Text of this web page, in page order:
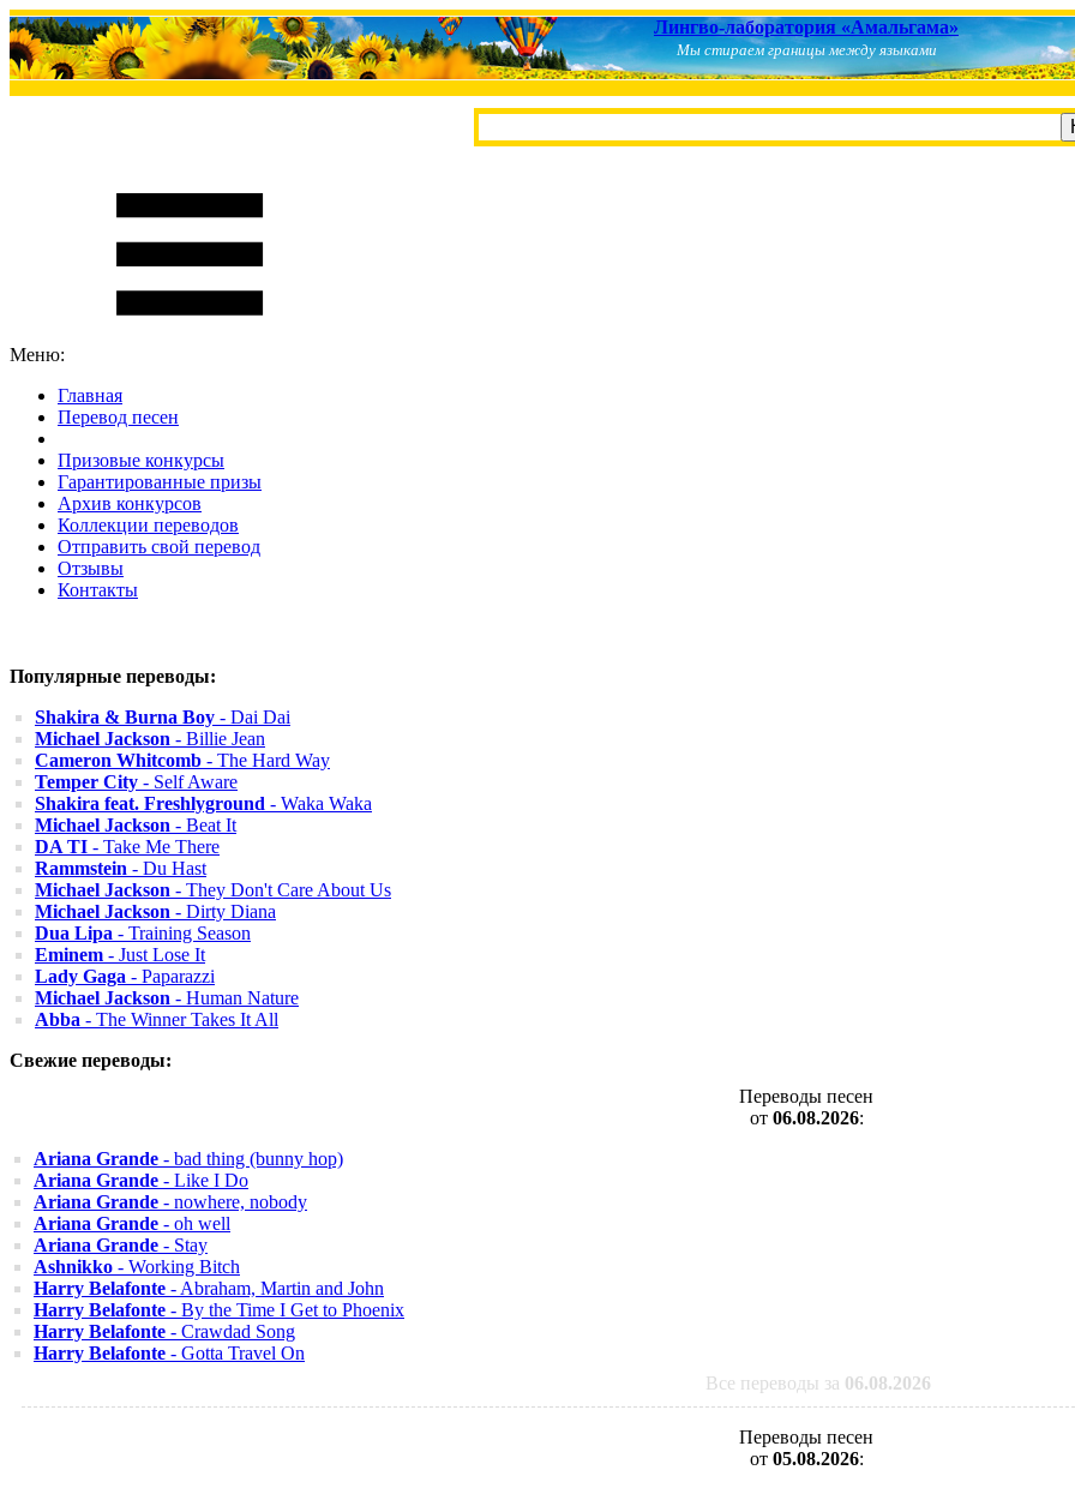
Лингво-лаборатория «Амальгама»
Мы стираем границы между языками
Меню:
Главная
Перевод песен
Призовые конкурсы
Гарантированные призы
Архив конкурсов
Коллекции переводов
Отправить свой перевод
Отзывы
Контакты
Популярные переводы:
Shakira & Burna Boy - Dai Dai
Michael Jackson - Billie Jean
Cameron Whitcomb - The Hard Way
Temper City - Self Aware
Shakira feat. Freshlyground - Waka Waka
Michael Jackson - Beat It
DA TI - Take Me There
Rammstein - Du Hast
Michael Jackson - They Don't Care About Us
Michael Jackson - Dirty Diana
Dua Lipa - Training Season
Eminem - Just Lose It
Lady Gaga - Paparazzi
Michael Jackson - Human Nature
Abba - The Winner Takes It All
Свежие переводы:
Переводы песен
от 06.08.2026:
Ariana Grande - bad thing (bunny hop)
Ariana Grande - Like I Do
Ariana Grande - nowhere, nobody
Ariana Grande - oh well
Ariana Grande - Stay
Ashnikko - Working Bitch
Harry Belafonte - Abraham, Martin and John
Harry Belafonte - By the Time I Get to Phoenix
Harry Belafonte - Crawdad Song
Harry Belafonte - Gotta Travel On
Все переводы за 06.08.2026
Переводы песен
от 05.08.2026: